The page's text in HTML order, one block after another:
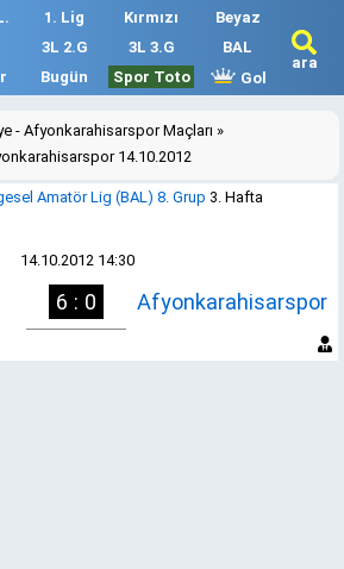
1. Lig Kırmızı
Beyaz
3L 2.G 3L 3.G
BAL
Bugün Spor Toto Gol
ara
- Afyonkarahisarspor Maçları »
14.10.2012
Amatör Lig (BAL) 8. Grup 3. Hafta
14.10.2012 14:30
6 : 0 Afyonkarahisarspor